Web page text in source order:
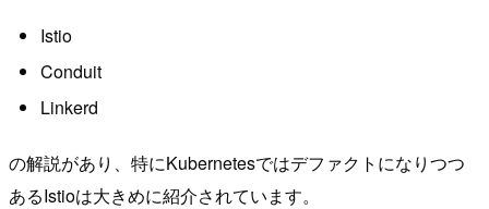
Istio
Conduit
Linkerd
の解説があり、特にKubernetesではデファクトになりつつ
あるIstioは大きめに紹介されています。